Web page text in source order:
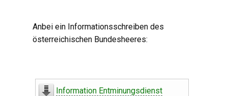
Anbei ein Informationsschreiben des
österreichischen Bundesheeres:
Information Entminungsdienst